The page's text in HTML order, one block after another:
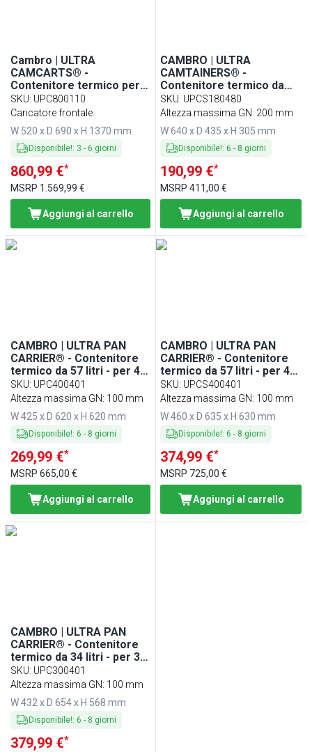
Cambro | ULTRA
CAMCARTS® -
Contenitore termico per il
trasporto di alimenti per
8x contenitori GN 1/1 - Blu
SKU: UPC800110
Caricatore frontale
W 520 x D 690 x H 1370 mm
Disponibile!: 3 - 6 giorni
860,99 €*
MSRP 1.569,99 €
Aggiungi al carrello
CAMBRO | ULTRA
CAMTAINERS® -
Contenitore termico da
23,2 litri - per 1x GN 1/1 -
Grigio maculato
SKU: UPCS180480
Altezza massima GN: 200 mm
W 640 x D 435 x H 305 mm
Disponibile!: 6 - 8 giorni
190,99 €*
MSRP411,00 €
Aggiungi al carrello
CAMBRO | ULTRA PAN
CARRIER® - Contenitore
termico da 57 litri - per 4x
contenitori GN 1/1 - Blu
ardesia
SKU: UPC400401
Altezza massima GN: 100 mm
W 425 x D 620 x H 620 mm
Disponibile!: 6 - 8 giorni
269,99 €*
MSRP 665,00 €
Aggiungi al carrello
CAMBRO | ULTRA PAN
CARRIER® - Contenitore
termico da 57 litri - per 4x
contenitori GN 1/1 - Blu
ardesia
SKU: UPCS400401
Altezza massima GN: 100 mm
W 460 x D 635 x H 630 mm
Disponibile!: 6 - 8 giorni
374,99 €*
MSRP 725,00 €
Aggiungi al carrello
CAMBRO | ULTRA PAN
CARRIER® - Contenitore
termico da 34 litri - per 3x
contenitori GN 1/1 - Blu
ardesia
SKU: UPC300401
Altezza massima GN: 100 mm
W 432 x D 654 x H 568 mm
Disponibile!: 6 - 8 giorni
379,99 €*